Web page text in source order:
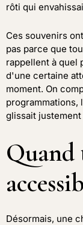
rôti qui
Ces souvenirs
pas parce que
rappellent à quel
d'une certaine
moment. On
programmations,
glissait
Désormais, une